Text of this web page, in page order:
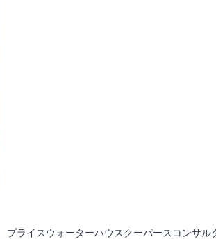
ライスウォーターハウスクーパースコンサル